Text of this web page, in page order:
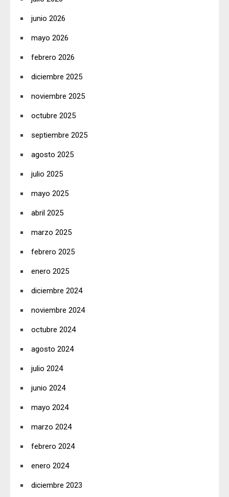
junio 2026
mayo 2026
febrero 2026
diciembre 2025
noviembre 2025
octubre 2025
septiembre 2025
agosto 2025
julio 2025
mayo 2025
abril 2025
marzo 2025
febrero 2025
enero 2025
diciembre 2024
noviembre 2024
octubre 2024
agosto 2024
julio 2024
junio 2024
mayo 2024
marzo 2024
febrero 2024
enero 2024
diciembre 2023